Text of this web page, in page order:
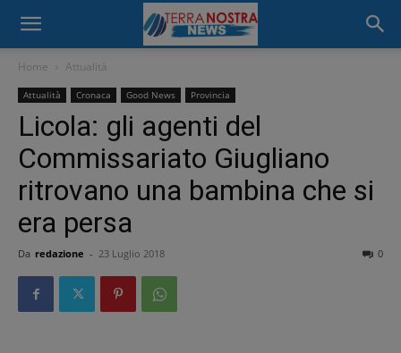
Home Attualità
Attualità Cronaca Good News Provincia
Licola: gli agenti del
Commissariato Giugliano
ritrovano una bambina che si
era persa
Da redazione - 23 Luglio 2018 0